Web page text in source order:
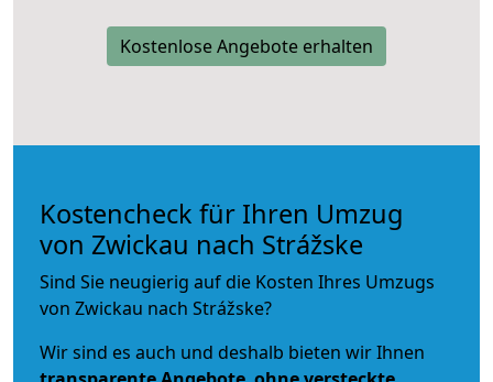
Kostenlose Angebote erhalten
Kostencheck für Ihren Umzug
von Zwickau nach Strážske
Sind Sie neugierig auf die Kosten Ihres Umzugs
von Zwickau nach Strážske?
Wir sind es auch und deshalb bieten wir Ihnen